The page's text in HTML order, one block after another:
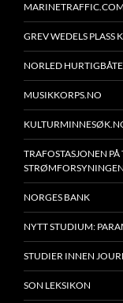
MARINETRAFFIC.COM
GREV WEDELS PLASS
NORLED
MUSIKKORPS.NO
TRAFOSTASJONEN
NORGES BANK
NYTT STUDIUM:
STUDIER INNEN
SON LEKSIKON